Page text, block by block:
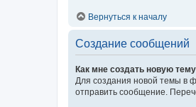
Вернуться к началу
Создание сообщений
Как мне создать новую
Для создания новой темы в
отправить сообщение.